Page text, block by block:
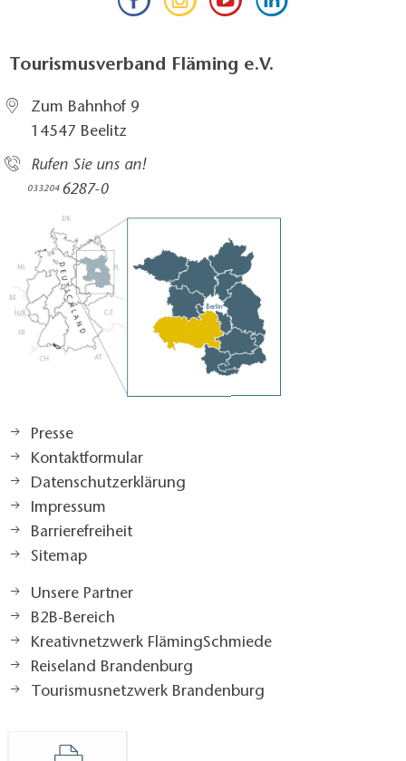
Tourismusverband Fläming e.V.
Zum Bahnhof 9
14547 Beelitz
Rufen Sie uns an!
033204 6287-0
Presse
Kontaktformular
Datenschutzerklärung
Impressum
Barrierefreiheit
Sitemap
Unsere Partner
B2B-Bereich
Kreativnetzwerk FlämingSchmiede
Reiseland Brandenburg
Tourismusnetzwerk Brandenburg